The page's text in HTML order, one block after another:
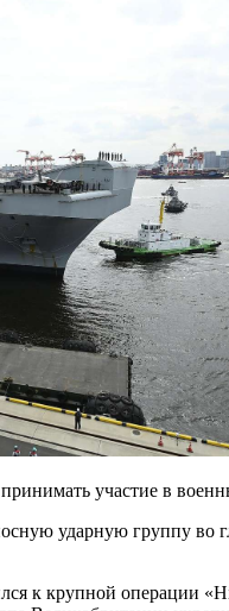
участие в
ударную группу
к крупной операции